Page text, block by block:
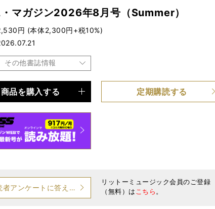
マガジン2026年8月号（Summer）
円 (本体2,300円+税10%)
その他書誌情報
雑誌
A4変形判 / 196ページ / 付録小冊子：プレシジョン・ベースが支えた名曲
楽譜集
商品を購入する 定期購読する
読者アンケートに答える
リットーミュージック会員のご登録
（無料）はこちら。